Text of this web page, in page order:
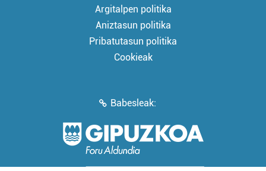
Argitalpen politika
Aniztasun politika
Pribatutasun politika
Cookieak
Babesleak: